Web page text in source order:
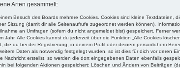
Arten gesammelt:
Besuch des Boards mehrere Cookies. Cookies sind kleine
Sitzung (damit dir alle Seitenaufrufe zugeordnet werden können),
an Umfragen (sofern du nicht angemeldet bist) gespeichert. Ferner
Jahr. Alle Cookies kannst du jederzeit über die Funktion „Alle Cookies
die du bei der Registrierung, in deinem Profil oder deinem persönlichem
Daten als notwendig festgelegt wurden, so ist dies für dich vor deren
Nachricht erstellst, so werden die dort eingegebenen Daten ebenfalls
bei folgenden Aktionen gespeichert: Löschen und Ändern von Beiträgen